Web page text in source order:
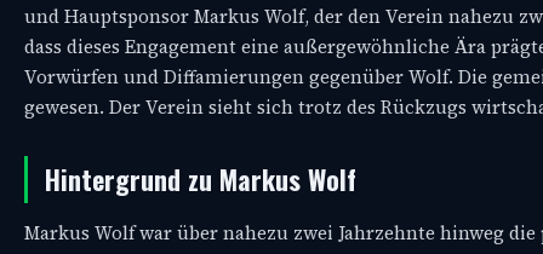
und Hauptsponsor Markus Wolf, der den Verein nahezu
dass dieses Engagement eine außergewöhnliche Ära
Vorwürfen und Diffamierungen gegenüber Wolf. Die
gewesen. Der Verein sieht sich trotz des Rückzugs
Hintergrund zu Markus Wolf
Markus Wolf war über nahezu zwei Jahrzehnte hinweg